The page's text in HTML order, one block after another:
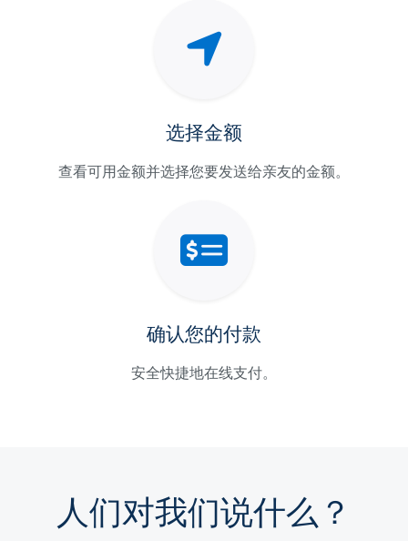
选择金额
查看可用金额并选择您要发送给亲友的金额。
确认您的付款
安全快捷地在线支付。
人们对我们说什么？